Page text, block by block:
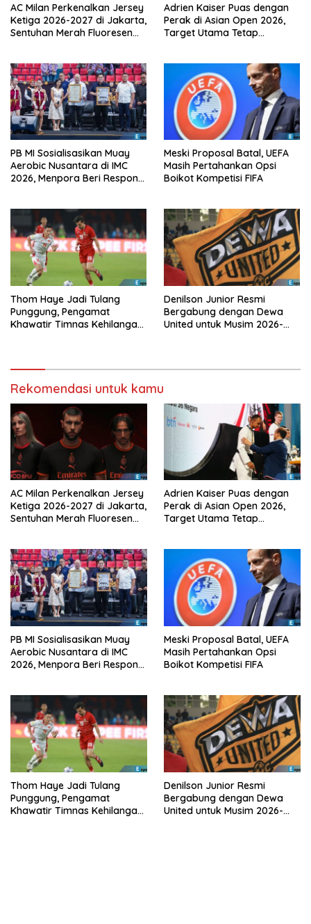
AC Milan Perkenalkan Jersey
Ketiga 2026-2027 di Jakarta,
Sentuhan Merah Fluoresen
Adrien Kaiser Puas dengan
Perak di Asian Open 2026,
Target Utama Tetap
PB MI Sosialisasikan Muay
Aerobic Nusantara di IMC
2026, Menpora Beri Respons
Meski Proposal Batal, UEFA
Masih Pertahankan Opsi
Boikot Kompetisi FIFA
Thom Haye Jadi Tulang
Punggung, Pengamat
Khawatir Timnas Kehilangan
Denilson Junior Resmi
Bergabung dengan Dewa
United untuk Musim 2026-
Rekomendasi untuk kamu
AC Milan Perkenalkan Jersey
Ketiga 2026-2027 di Jakarta,
Sentuhan Merah Fluoresen
Adrien Kaiser Puas dengan
Perak di Asian Open 2026,
Target Utama Tetap
PB MI Sosialisasikan Muay
Aerobic Nusantara di IMC
2026, Menpora Beri Respons
Meski Proposal Batal, UEFA
Masih Pertahankan Opsi
Boikot Kompetisi FIFA
Thom Haye Jadi Tulang
Punggung, Pengamat
Khawatir Timnas Kehilangan
Denilson Junior Resmi
Bergabung dengan Dewa
United untuk Musim 2026-